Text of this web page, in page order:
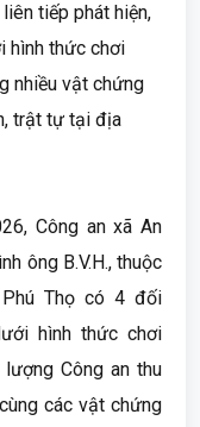
tiếp phát hiện,
hình thức chơi
nhiều vật chứng
trật tự tại địa
Công an xã An
ông B.V.H., thuộc
Phú Thọ có 4 đối
hình thức chơi
Công an thu
các vật chứng